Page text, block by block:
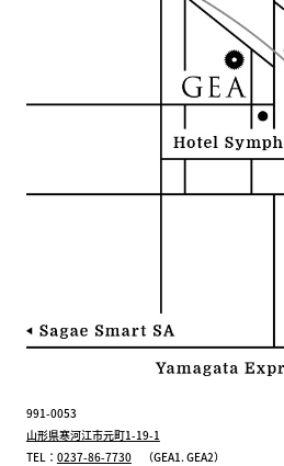
991-0053
山形県寒河江市元町1-19-1
TEL： 0237-86-7730（GEA1. GEA2）